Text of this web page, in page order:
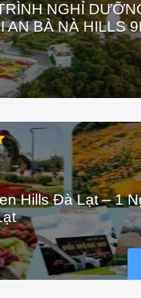
NGHỈ
AN BÀ NÀ HILLS
Hills Đà Lạt – 1